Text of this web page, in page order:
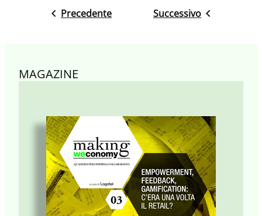
Precedente Successivo
MAGAZINE